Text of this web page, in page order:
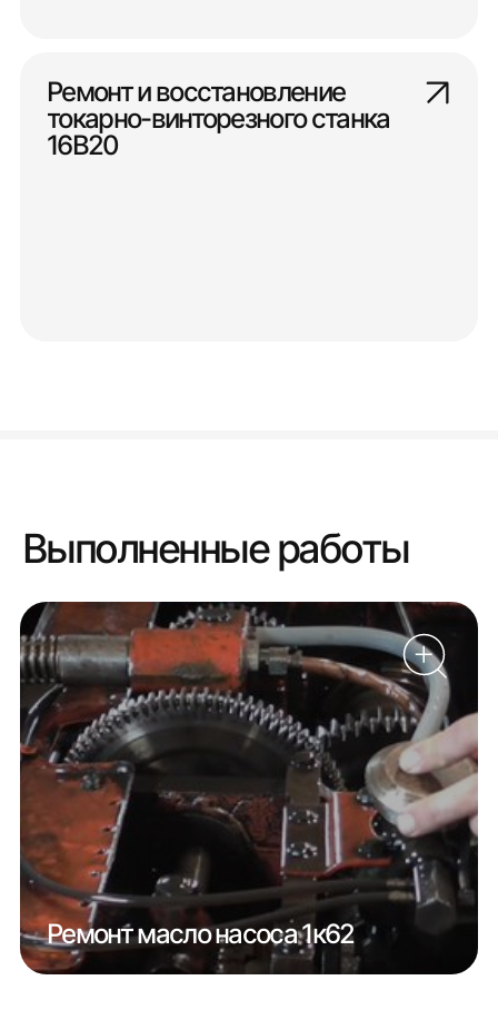
Ремонт и восстановление
токарно-винторезного станка
16В20
Выполненные работы
Ремонт масло насоса 1к62